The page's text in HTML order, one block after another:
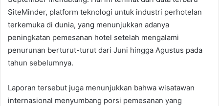
SiteMinder, platform teknologi untuk industri perhotelan
terkemuka di dunia, yang menunjukkan adanya
peningkatan pemesanan hotel setelah mengalami
penurunan berturut-turut dari Juni hingga Agustus pada
tahun sebelumnya.
Laporan tersebut juga menunjukkan bahwa wisatawan
internasional menyumbang porsi pemesanan yang